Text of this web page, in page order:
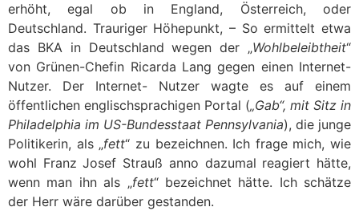
erhöht, egal ob in England, Österreich, oder
Deutschland. Trauriger Höhepunkt, – So ermittelt etwa
das BKA in Deutschland wegen der „Wohlbeleibtheit“
von Grünen-Chefin Ricarda Lang gegen einen Internet-
Nutzer. Der Internet- Nutzer wagte es auf einem
öffentlichen englischsprachigen Portal („Gab“, mit Sitz in
Philadelphia im US-Bundesstaat Pennsylvania), die junge
Politikerin, als „fett“ zu bezeichnen. Ich frage mich, wie
wohl Franz Josef Strauß anno dazumal reagiert hätte,
wenn man ihn als „fett“ bezeichnet hätte. Ich schätze
der Herr wäre darüber gestanden.